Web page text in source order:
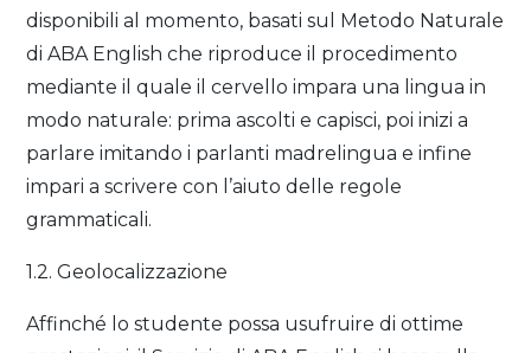
disponibili al momento, basati sul Metodo Naturale
di ABA English che riproduce il procedimento
mediante il quale il cervello impara una lingua in
modo naturale: prima ascolti e capisci, poi inizi a
parlare imitando i parlanti madrelingua e infine
impari a scrivere con l’aiuto delle regole
grammaticali.
1.2. Geolocalizzazione
Affinché lo studente possa usufruire di ottime